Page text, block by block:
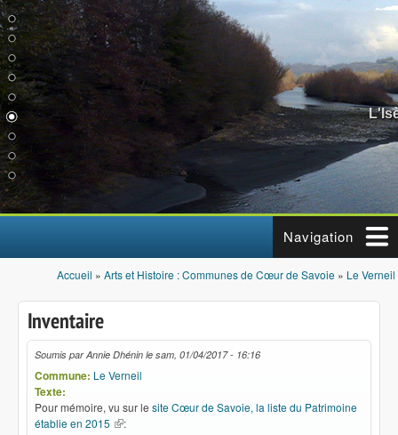
Aller au contenu principal
Navigation
Vous êtes ici
Accueil » Arts et Histoire : Communes de Cœur de Savoie » Le Verneil
Inventaire
Soumis parAnnie Dhénin le sam, 01/04/2017 - 16:16
Commune: Le Verneil
Texte:
Pour mémoire, vu sur le site Cœur de Savoie, la liste du Patrimoine
établie en 2015 (le lien est externe)
: